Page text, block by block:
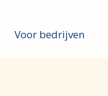
Voor bedrijven